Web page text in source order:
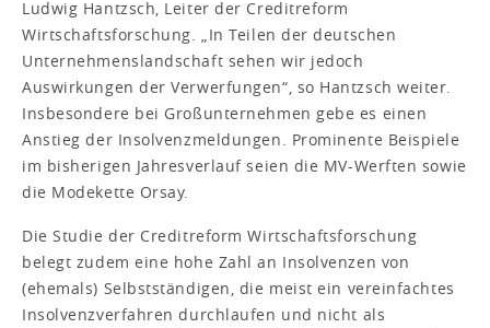
Ludwig Hantzsch, Leiter der Creditreform
Wirtschaftsforschung. „In Teilen der deutschen
Unternehmenslandschaft sehen wir jedoch
Auswirkungen der Verwerfungen“, so Hantzsch weiter.
Insbesondere bei Großunternehmen gebe es einen
Anstieg der Insolvenzmeldungen. Prominente Beispiele
im bisherigen Jahresverlauf seien die MV-Werften sowie
die Modekette Orsay.
Die Studie der Creditreform Wirtschaftsforschung
belegt zudem eine hohe Zahl an Insolvenzen von
(ehemals) Selbstständigen, die meist ein vereinfachtes
Insolvenzverfahren durchlaufen und nicht als